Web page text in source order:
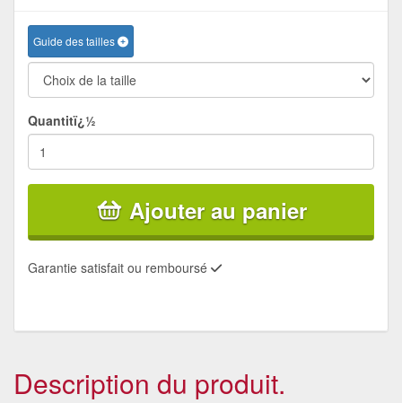
Guide des tailles
Quantitï¿½
Ajouter au panier
Garantie satisfait ou remboursé
Description du produit.